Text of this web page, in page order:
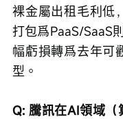
裸金屬出租毛利低
打包爲PaaS/SaaS
幅虧損轉爲去年可
型。
Q: 騰訊在AI領域（